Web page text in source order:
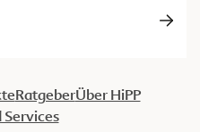
RatgeberÜber HiPP
Services